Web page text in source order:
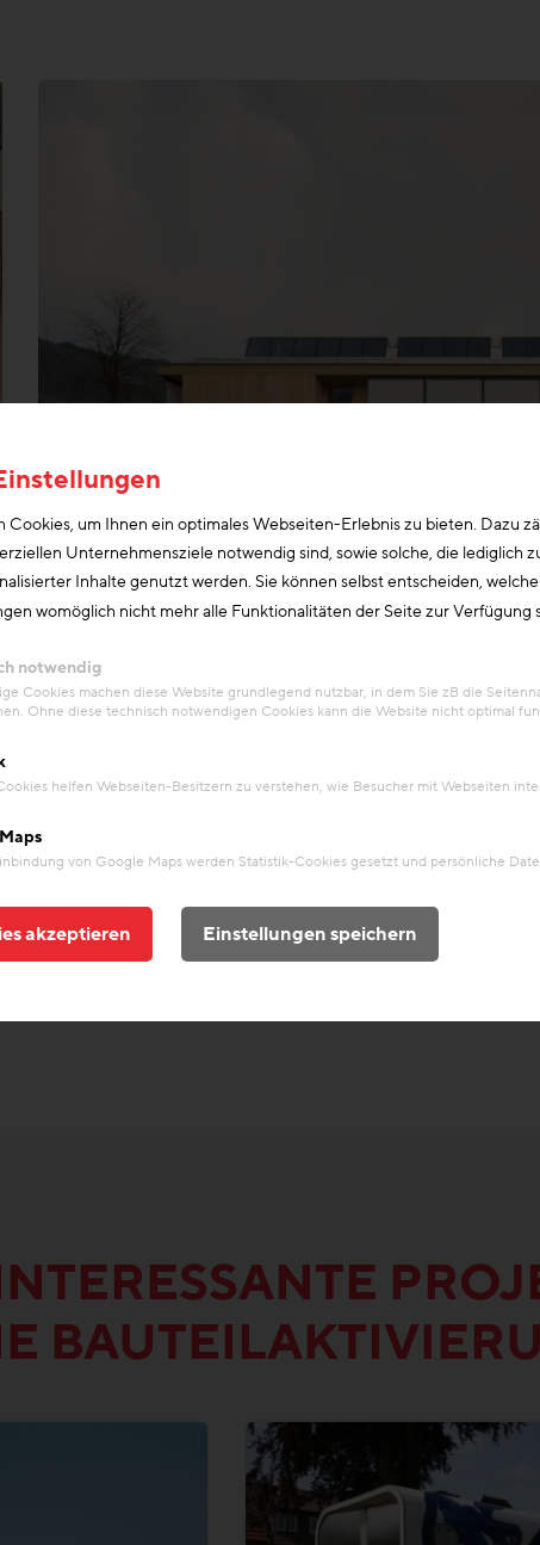
Cookies, um Ihnen ein optimales Webseiten-Erlebnis zu bieten. Dazu
Unternehmensziele notwendig sind, sowie solche, die
Inhalte genutzt werden. Sie können selbst entscheiden,
womöglich nicht mehr alle Funktionalitäten der Seite zur Verfügung
notwendig
Cookies machen diese Website grundlegend nutzbar, in dem Sie zB die
Ohne diese technisch notwendigen Cookies kann die Website nicht optimal
helfen Webseiten-Besitzern zu verstehen, wie Besucher mit Webseiten
von Google Maps werden Statistik-Cookies gesetzt und persönliche
akzeptieren Einstellungen speichern